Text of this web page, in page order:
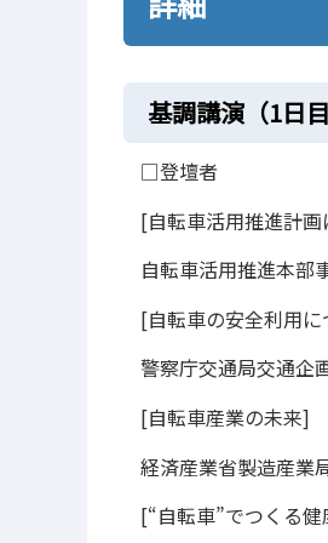
基調講演（1日目
□登壇者
[自転車活用推進計
自転車活用推進本
[自転車の安全利用
警察庁交通局交通
[自転車産業の未来]
経済産業省製造産
[“自転車”でつくる